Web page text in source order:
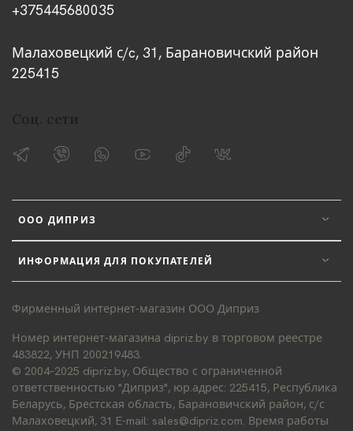
ООО ДИПРИЗ
ИНФОРМАЦИЯ ДЛЯ ПОКУПАТЕЛЕЙ
+375445680035
Малаховецкий с/c, 31, Барановичский район
225415
Соц. сети
Фирменный интернет-магазин ООО Диприз
Номер интернет-магазина dipriz.by в торговом реестре
483822, УНП 200219483.
© 2004–2025 dipriz.by, Общество с ограниченной
ответственностью "Диприз", юр.адрес: 225415, Республика
Беларусь, Брестская область, Барановичский район, с/с
Малаховецкий, 31 E-mail: sales@dipriz.com. Время работы